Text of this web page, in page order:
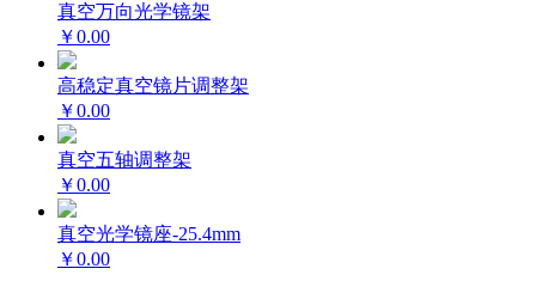
真空万向光学镜架
￥0.00
高稳定真空镜片调整架
￥0.00
真空五轴调整架
￥0.00
真空光学镜座-25.4mm
￥0.00